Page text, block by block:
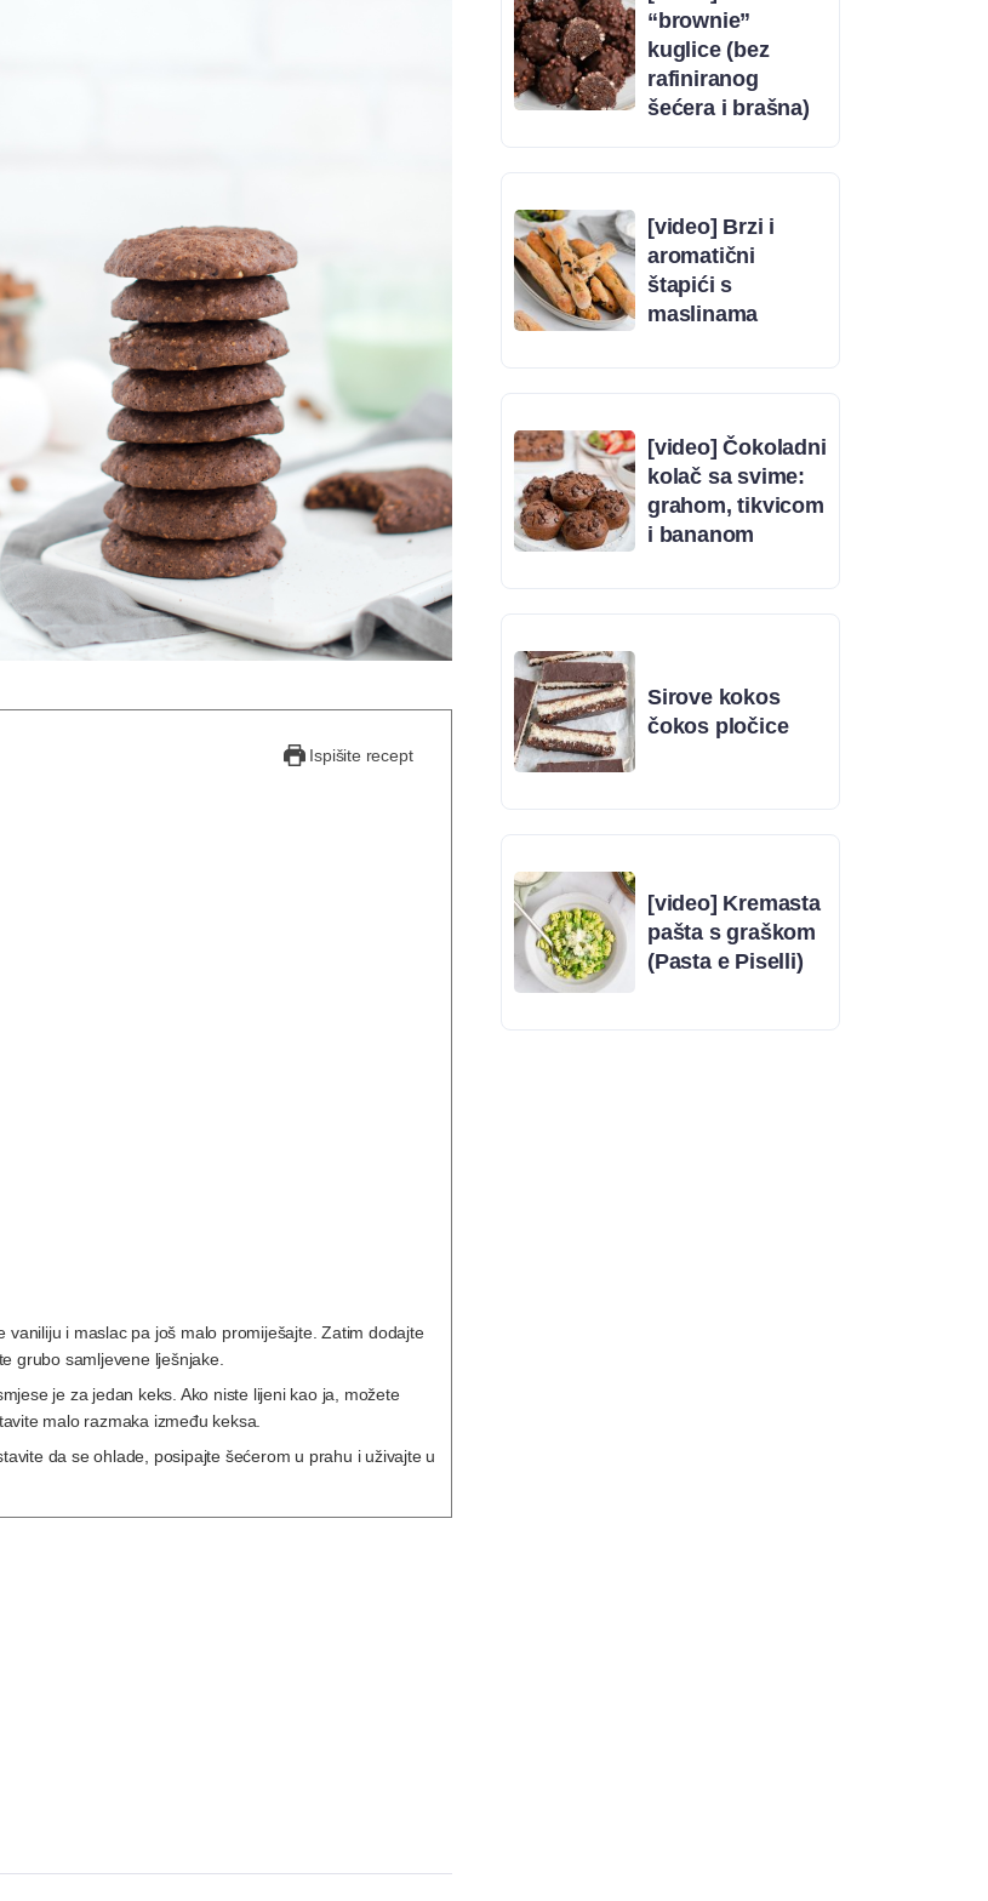
Ispišite recept
i maslac pa još malo promiješajte. Zatim dodajte
grubo samljevene lješnjake.
je za jedan keks. Ako niste lijeni kao ja, možete
malo razmaka između keksa.
da se ohlade, posipajte šećerom u prahu i uživajte u
“brownie”
kuglice (bez
rafiniranog
šećera i brašna)
[video] Brzi i
aromatični
štapići s
maslinama
[video] Čokoladni
kolač sa svime:
grahom, tikvicom
i bananom
Sirove kokos
čokos pločice
[video] Kremasta
pašta s graškom
(Pasta e Piselli)